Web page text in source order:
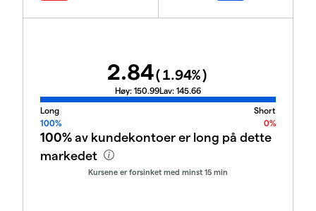
2.84(1.94%)
Høy: 150.99Lav: 145.66
Long
Short
100%
0%
100%av kundekontoer er long på dette
markedet
Kursene er forsinket med minst 15 min